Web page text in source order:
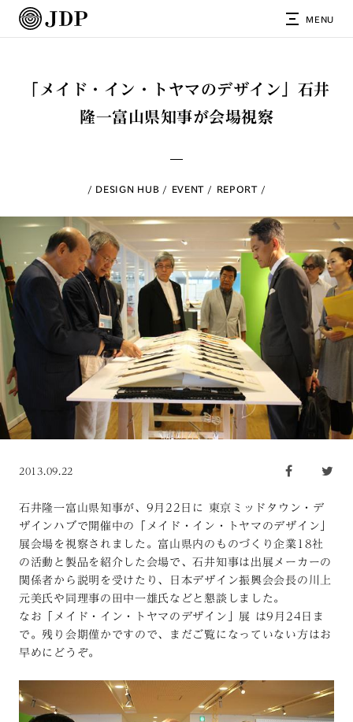
MENU
「メイド・イン・トヤマのデザイン」石井
隆一富山県知事が会場視察
DESIGN HUB EVENT REPORT
2013.09.22
石井隆一富山県知事が、9月22日に 東京ミッドタウン・デ
ザインハブで開催中の「メイド・イン・トヤマのデザイン」
展会場を視察されました。富山県内のものづくり企業18社
の活動と製品を紹介した会場で、石井知事は出展メーカーの
関係者から説明を受けたり、日本デザイン振興会会長の川上
元美氏や同理事の田中一雄氏などと懇談しました。
なお「メイド・イン・トヤマのデザイン」展 は9月24日ま
で。残り会期僅かですので、まだご覧になっていない方はお
早めにどうぞ。